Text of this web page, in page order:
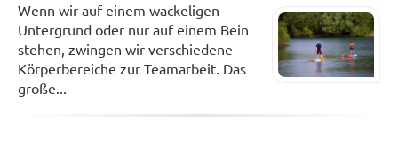
Wenn wir auf einem wackeligen
Untergrund oder nur auf einem Bein
stehen, zwingen wir verschiedene
Körperbereiche zur Teamarbeit. Das
große...